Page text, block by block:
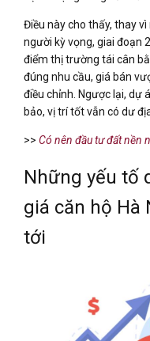
Điều này cho thấy, thay
người kỳ vọng, giai đoạn
điểm thị trường tái cân
đúng nhu cầu, giá bán
điều chỉnh. Ngược lại, dự
bảo, vị trí tốt vẫn có dư
>> Có nên đầu tư đất nền
Những yếu tố
giá căn hộ Hà
tới